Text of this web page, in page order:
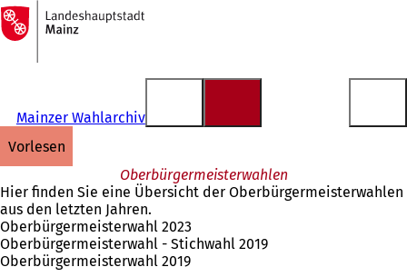
Inhalt anspringen
Zur
Startseite
Mainzer Wahlarchiv
vorlesen
Oberbürgermeisterwahlen
Hier finden Sie eine Übersicht der Oberbürgermeisterwahlen
aus den letzten Jahren.
Oberbürgermeisterwahl 2023
Oberbürgermeisterwahl - Stichwahl 2019
Oberbürgermeisterwahl 2019